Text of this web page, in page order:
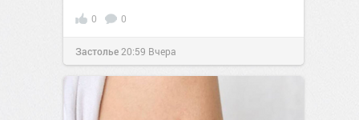
0 0
Застолье 20:59 Вчера